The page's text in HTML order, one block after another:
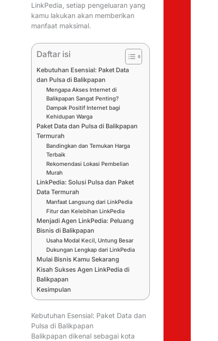
LinkPedia, setiap pengeluaran yang
kamu lakukan akan memberikan
manfaat maksimal.
Daftar isi
Kebutuhan Esensial: Paket Data
dan Pulsa di Balikpapan
Mengapa Akses Internet di
Balikpapan Sangat Penting?
Dampak Positif Internet bagi
Kehidupan Warga
Paket Data dan Pulsa di Balikpapan
Termurah
Bandingkan dan Temukan Harga
Terbaik
Rekomendasi Lokasi Pembelian
Murah
LinkPedia: Solusi Pulsa dan Paket
Data Termurah
Manfaat Langsung dari LinkPedia
Fitur dan Kelebihan LinkPedia
Menjadi Agen LinkPedia: Peluang
Bisnis di Balikpapan
Usaha Modal Kecil, Untung Besar
Dukungan Lengkap dari LinkPedia
Mulai Bisnis Kamu Sekarang
Kisah Sukses Agen LinkPedia di
Balikpapan
Kesimpulan
Kebutuhan Esensial: Paket Data dan
Pulsa di Balikpapan
Balikpapan dikenal sebagai kota